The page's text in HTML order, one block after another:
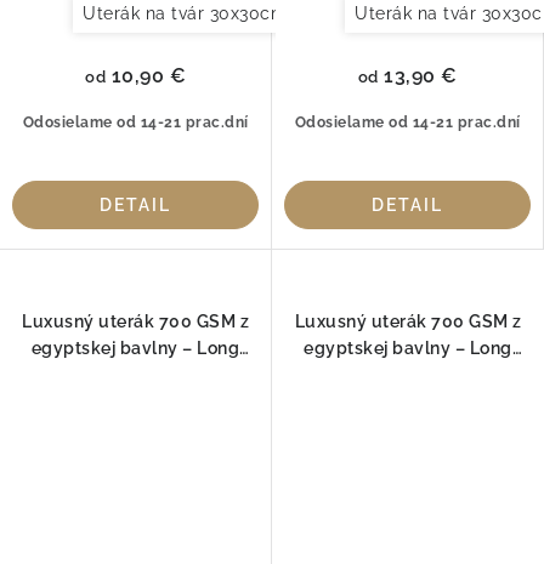
Uterák na tvár 30x30cm Uterák pre hostí 30x50cm
Odosielame od 14-21 prac.dní
od 10,90 €
DETAIL
Uterák na tvár
Odosielame od 14-21 prac.dní
od 13,90 €
DETAIL
Luxusný uterák 700 GSM z
egyptskej bavlny – Long
Luxusný uterák 700 GSM z
egyptskej bavlny – Long